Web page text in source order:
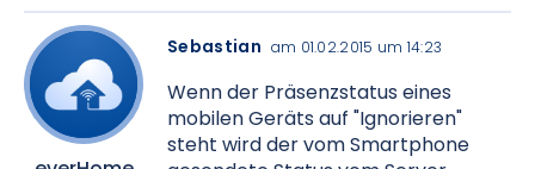
Sebastian am 01.02.2015 um 14:23
Wenn der Präsenzstatus eines
mobilen Geräts auf "Ignorieren"
steht wird der vom Smartphone